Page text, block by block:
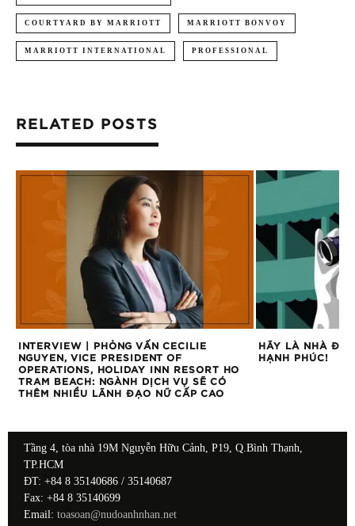
COURTYARD BY MARRIOTT MARRIOTT BONVOY
MARRIOTT INTERNATIONAL PROFESSIONAL
RELATED POSTS
INTERVIEW | PHỎNG VẤN CECILIE
NGUYEN, VICE PRESIDENT OF
OPERATIONS, HOLIDAY INN RESORT HO
TRAM BEACH: NGÀNH DỊCH VỤ SẼ CÓ
THÊM NHIỀU LÃNH ĐẠO NỮ CẤP CAO
HÃY LÀ NHÀ
HẠNH PHÚC!
Tầng 4, tòa nhà 19M Nguyễn Hữu Cảnh, P19, Q.Bình Thạnh,
TP.HCM
ĐT: +84 8 35140686 / 35140687
Fax: +84 8 35140699
Email: toasoan@nudoanhnhan.net